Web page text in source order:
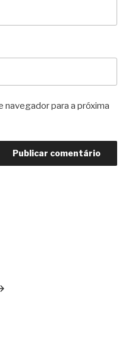
navegador para a próxima